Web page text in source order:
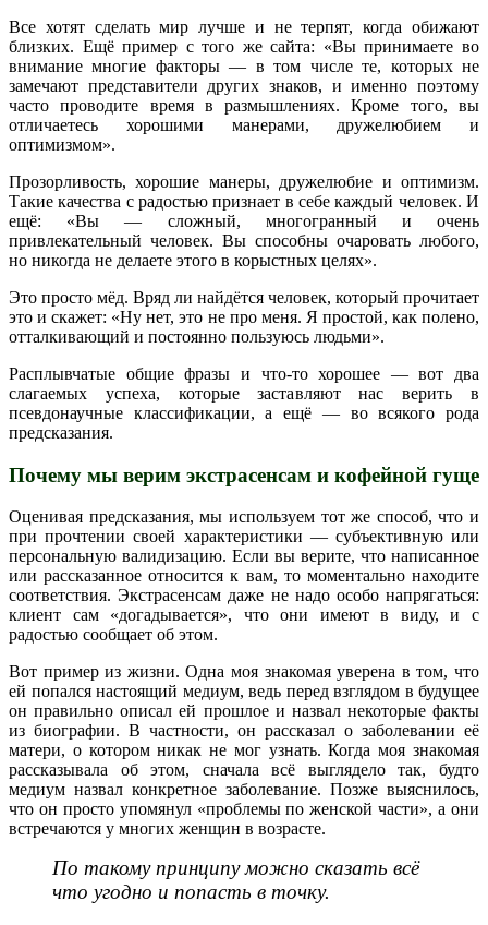
Все хотят сделать мир лучше и не терпят, когда обижают
близких. Ещё пример с того же сайта: «Вы принимаете во
внимание многие факторы — в том числе те, которых не
замечают представители других знаков, и именно поэтому
часто проводите время в размышлениях. Кроме того, вы
отличаетесь хорошими манерами, дружелюбием и
оптимизмом».
Прозорливость, хорошие манеры, дружелюбие и оптимизм.
Такие качества с радостью признает в себе каждый человек. И
ещё: «Вы — сложный, многогранный и очень
привлекательный человек. Вы способны очаровать любого,
но никогда не делаете этого в корыстных целях».
Это просто мёд. Вряд ли найдётся человек, который прочитает
это и скажет: «Ну нет, это не про меня. Я простой, как полено,
отталкивающий и постоянно пользуюсь людьми».
Расплывчатые общие фразы и что-то хорошее — вот два
слагаемых успеха, которые заставляют нас верить в
псевдонаучные классификации, а ещё — во всякого рода
предсказания.
Почему мы верим экстрасенсам и кофейной гуще
Оценивая предсказания, мы используем тот же способ, что и
при прочтении своей характеристики — субъективную или
персональную валидизацию. Если вы верите, что написанное
или рассказанное относится к вам, то моментально находите
соответствия. Экстрасенсам даже не надо особо напрягаться:
клиент сам «догадывается», что они имеют в виду, и с
радостью сообщает об этом.
Вот пример из жизни. Одна моя знакомая уверена в том, что
ей попался настоящий медиум, ведь перед взглядом в будущее
он правильно описал ей прошлое и назвал некоторые факты
из биографии. В частности, он рассказал о заболевании её
матери, о котором никак не мог узнать. Когда моя знакомая
рассказывала об этом, сначала всё выглядело так, будто
медиум назвал конкретное заболевание. Позже выяснилось,
что он просто упомянул «проблемы по женской части», а они
встречаются у многих женщин в возрасте.
По такому принципу можно сказать всё
что угодно и попасть в точку.